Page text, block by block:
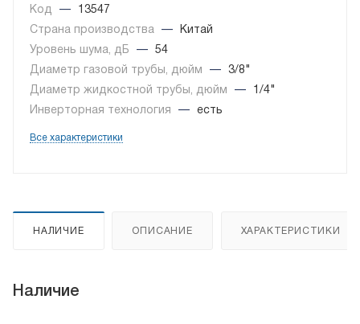
Код —
13547
Страна производства
—
Китай
Уровень шума, дБ
—
54
Диаметр газовой трубы, дюйм
—
3/8"
Диаметр жидкостной трубы, дюйм
—
1/4"
Инверторная технология
— есть
Все характеристики
НАЛИЧИЕ ОПИСАНИЕ ХАРАКТЕРИСТИКИ
Наличие